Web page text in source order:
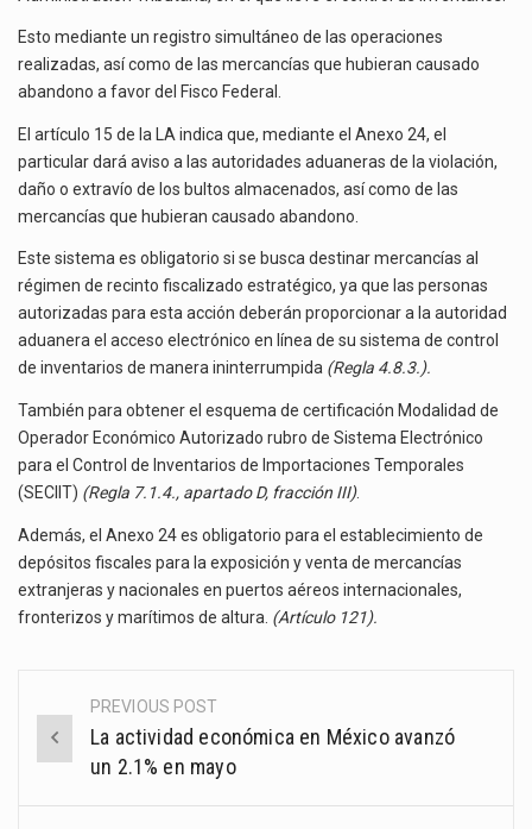
Esto mediante un registro simultáneo de las operaciones
realizadas, así como de las mercancías que hubieran causado
abandono a favor del Fisco Federal.
El artículo 15 de la LA indica que, mediante el Anexo 24, el
particular dará aviso a las autoridades aduaneras de la violación,
daño o extravío de los bultos almacenados, así como de las
mercancías que hubieran causado abandono.
Este sistema es obligatorio si se busca destinar mercancías al
régimen de recinto fiscalizado estratégico, ya que las personas
autorizadas para esta acción deberán proporcionar a la autoridad
aduanera el acceso electrónico en línea de su sistema de control
de inventarios de manera ininterrumpida (Regla 4.8.3.).
También para obtener el esquema de certificación Modalidad de
Operador Económico Autorizado rubro de Sistema Electrónico
para el Control de Inventarios de Importaciones Temporales
(SECIIT) (Regla 7.1.4., apartado D, fracción III).
Además, el Anexo 24 es obligatorio para el establecimiento de
depósitos fiscales para la exposición y venta de mercancías
extranjeras y nacionales en puertos aéreos internacionales,
fronterizos y marítimos de altura. (Artículo 121).
Post
navigation
PREVIOUS POST
La actividad económica en México avanzó
un 2.1% en mayo